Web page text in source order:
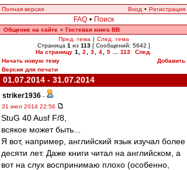
Полная версия Вход • Регистрация
FAQ • Поиск
Общение на сайте » Гостевая книга ВВ
Пред. тема | След. тема
Страница 1 из 113[ Сообщений: 5642 ]
На страницу 1 2 3 4 5 113
След.
Начать новую тему
Добавить
Версия для печати
01.07.2014 - 31.07.2014
striker1936 -
31 июл 2014 22:56
StuG 40 Ausf F/8,
всякое может быть...
Я вот, например, английский язык изучал более
десяти лет. Даже книги читал на английском, а
вот на слух воспринимаю плохо (особенно,